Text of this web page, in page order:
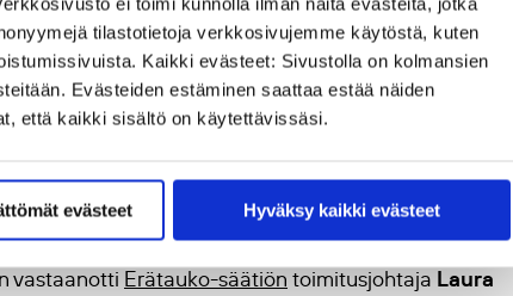
tilastotietoja verkkosivujemme käytöstä, kuten
Kaikki evästeet: Sivustolla on kolmansien
Evästeiden estäminen saattaa estää näiden
että kaikki sisältö on käytettävissäsi.
evästeet Hyväksy kaikki evästeet
Laura Lodenius. ”Rauhanliiton toiminta on nähty
vanhimpana yhtäjaksoisesti toimineena
tekevien kansalaisjärjestöjen kanssa. Rauha
keskustelua
vastaanotti Erätauko-säätiön toimitusjohtaja Laura